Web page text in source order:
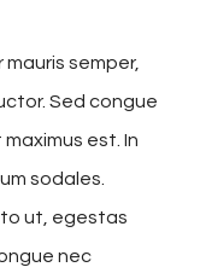
semper,
Sed congue
est. In
sodales.
ut, egestas
nec